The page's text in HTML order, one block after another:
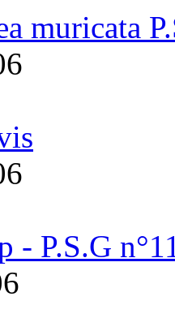
muricata
- P.S.G